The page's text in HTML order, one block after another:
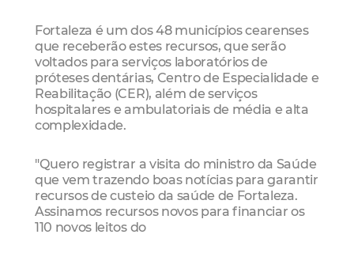
Fortaleza é um dos 48 municípios cearenses
que receberão estes recursos, que serão
voltados para serviços laboratórios de
próteses dentárias, Centro de Especialidade e
Reabilitação (CER), além de serviços
hospitalares e ambulatoriais de média e alta
complexidade.
"Quero registrar a visita do ministro da Saúde
que vem trazendo boas notícias para garantir
recursos de custeio da saúde de Fortaleza.
Assinamos recursos novos para financiar os
110 novos leitos do